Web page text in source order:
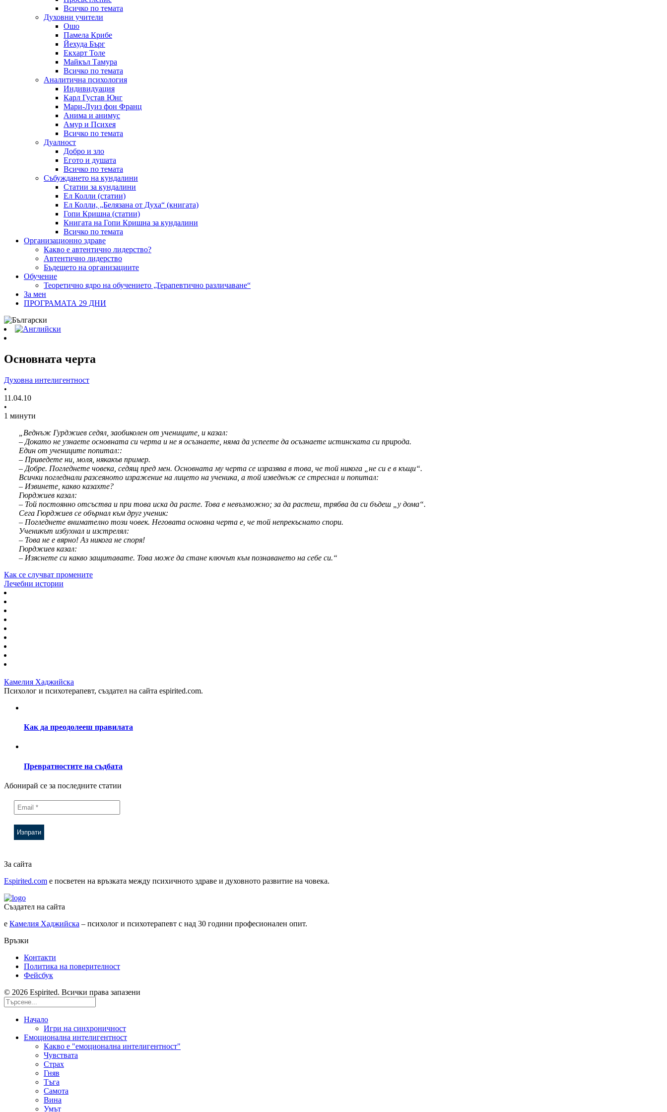
Всичко по темата
Духовни учители
Ошо
Памела Крибе
Йехуда Бърг
Екхарт Толе
Майкъл Тамура
Всичко по темата
Аналитична психология
Индивидуация
Карл Густав Юнг
Мари-Луиз фон Франц
Анима и анимус
Амур и Психея
Всичко по темата
Дуалност
Добро и зло
Егото и душата
Всичко по темата
Събуждането на кундалини
Статии за кундалини
Ел Колли (статии)
Ел Колли, „Белязана от Духа“ (книгата)
Гопи Кришна (статии)
Книгата на Гопи Кришна за кундалини
Всичко по темата
Организационно здраве
Какво е автентично лидерство?
Автентично лидерство
Бъдещето на организациите
Обучение
Теоретично ядро на обучението „Терапевтично различаване“
За мен
ПРОГРАМАТА 29 ДНИ
Основната черта
Духовна интелигентност
•
11.04.10
•
1 минути
„Веднъж Гурджиев седял, заобиколен от учениците, и казал:
– Докато не узнаете основната си черта и не я осъзнаете, няма да успеете да осъзнаете истинската си природа.
Един от учениците попитал::
– Приведете ни, моля, някакъв пример.
– Добре. Погледнете човека, седящ пред мен. Основната му черта се изразява в това, че той никога „не си е в къщи“.
Всички погледнали разсеяното изражение на лицето на ученика, а той изведнъж се стреснал и попитал:
– Извинете, какво казахте?
Гюрджиев казал:
– Той постоянно отсъства и при това иска да расте. Това е невъзможно; за да растеш, трябва да си бъдеш „у дома“.
Сега Гюрджиев се обърнал към друг ученик:
– Погледнете внимателно този човек. Неговата основна черта е, че той непрекъснато спори.
Ученикът избухнал и изстрелял:
– Това не е вярно! Аз никога не споря!
Гюрджиев казал:
– Изяснете си какво защитавате. Това може да стане ключът към познаването на себе си.“
Как се случват промените
Лечебни истории
Камелия Хаджийска
Психолог и психотерапевт, създател на сайта espirited.com.
Как да преодолееш правилата
Превратностите на съдбата
Абонирай се за последните статии
За сайта
Espirited.com e посветен на връзката между психичното здраве и духовното развитие на човека.
Създател на сайта
е Камелия Хаджийска – психолог и психотерапевт с над 30 години професионален опит.
Връзки
Контакти
Политика на поверителност
Фейсбук
© 2026 Espirited. Всички права запазени
Начало
Игри на синхроничност
Емоционална интелигентност
Какво е "емоционална интелигентност"
Чувствата
Страх
Гняв
Тъга
Самота
Вина
Умът